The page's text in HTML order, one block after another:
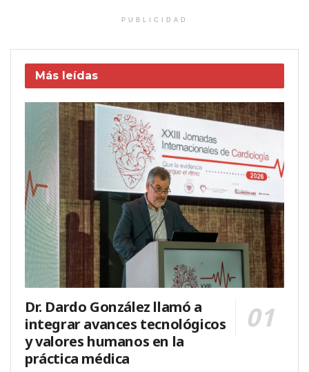
PUBLICIDAD
Más leídas
Dr. Dardo González llamó a
integrar avances tecnológicos
y valores humanos en la
práctica médica